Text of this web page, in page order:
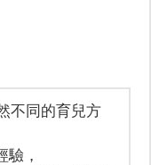
不同的育兒方
，